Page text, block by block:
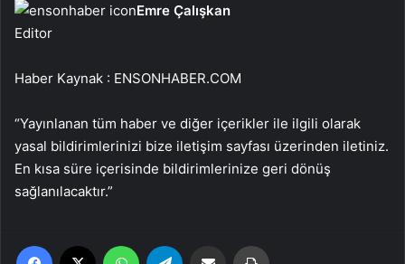
Emre Çalışkan
Editor
Haber Kaynak : ENSONHABER.COM
“Yayınlanan tüm haber ve diğer içerikler ile ilgili olarak
yasal bildirimlerinizi bize iletişim sayfası üzerinden iletiniz.
En kısa süre içerisinde bildirimlerinize geri dönüş
sağlanılacaktır.”
Facebook WhatsApp Email'den paylaş